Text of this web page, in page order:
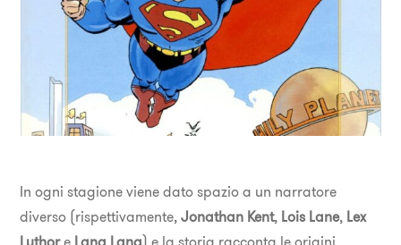
In ogni stagione viene dato spazio a un narratore
diverso (rispettivamente,Jonathan Kent, Lois Lane, Lex